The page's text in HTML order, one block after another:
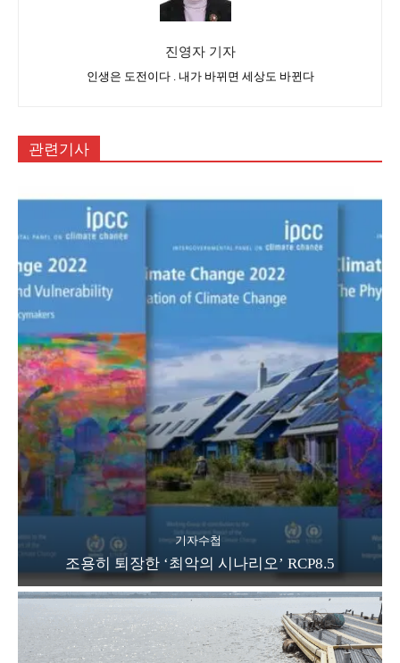
진영자 기자
인생은 도전이다 . 내가 바뀌면 세상도 바뀐다
관련기사
기자수첩
조용히 퇴장한 ‘최악의 시나리오’ RCP8.5